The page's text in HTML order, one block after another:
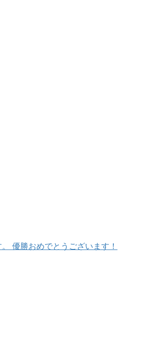
優勝おめでとうございます！